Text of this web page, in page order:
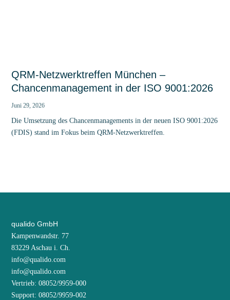
QRM-Netzwerktreffen München –
Chancenmanagement in der ISO 9001:2026
Juni 29, 2026
Die Umsetzung des Chancenmanagements in der neuen ISO 9001:2026
(FDIS) stand im Fokus beim QRM-Netzwerktreffen.
qualido GmbH
Kampenwandstr. 77
83229 Aschau i. Ch.
info@qualido.com
info@qualido.com
Vertrieb: 08052/9959-000
Support: 08052/9959-002